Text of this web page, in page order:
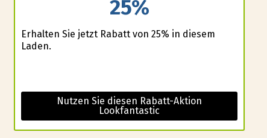
25%
Erhalten Sie jetzt Rabatt von 25% in diesem
Laden.
Nutzen Sie diesen Rabatt-Aktion
Lookfantastic